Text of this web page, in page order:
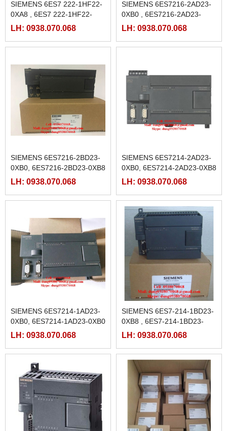
SIEMENS 6ES7 222-1HF22-
0XA8 , 6ES7 222-1HF22-
0XA0
LH: 0938.070.068
SIEMENS 6ES7216-2AD23-
0XB0 , 6ES7216-2AD23-
0XB8
LH: 0938.070.068
SIEMENS 6ES7216-2BD23-
0XB0, 6ES7216-2BD23-0XB8
LH: 0938.070.068
SIEMENS 6ES7214-2AD23-
0XB0, 6ES7214-2AD23-0XB8
LH: 0938.070.068
SIEMENS 6ES7214-1AD23-
0XB0, 6ES7214-1AD23-0XB0
LH: 0938.070.068
SIEMENS 6ES7-214-1BD23-
0XB8 , 6ES7-214-1BD23-
0XB0
LH: 0938.070.068